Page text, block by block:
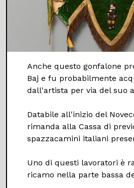
Anche questo gonfalone
Baj e fu probabilmente
dall'artista per via del suo
Databile all'inizio del
rimanda alla Cassa di
spazzacamini italiani
Uno di questi lavoratori è
ricamo nella parte bassa